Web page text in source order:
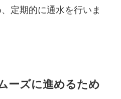
定期的に通水を行いま
ーズに進めるため